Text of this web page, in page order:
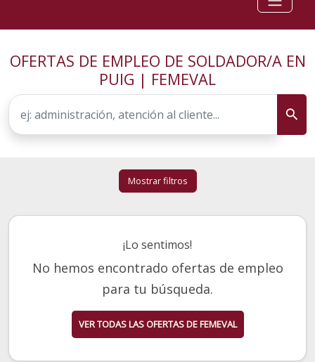
OFERTAS DE EMPLEO DE SOLDADOR/A EN
PUIG | FEMEVAL
Mostrar filtros
¡Lo sentimos!
No hemos encontrado ofertas de empleo
para tu búsqueda.
VER TODAS LAS OFERTAS DE FEMEVAL